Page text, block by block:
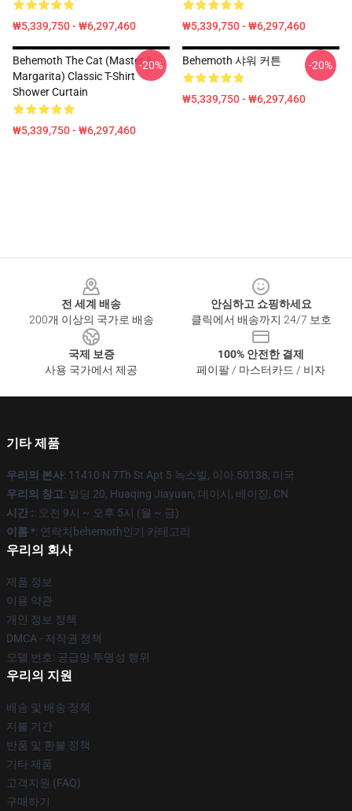
₩5,339,750 - ₩6,297,460 ₩5,339,750 - ₩6,297,460
Behemoth The Cat (Master &
Margarita) Classic T-Shirt
Shower Curtain
₩5,339,750 - ₩6,297,460
-20% Behemoth 샤워 커튼
₩5,339,750 - ₩6,297,460
-20%
전 세계 배송
200개 이상의 국가로 배송
안심하고 쇼핑하세요
클릭에서 배송까지 24/7 보호
국제 보증
사용 국가에서 제공
100% 안전한 결제
페이팔 / 마스터카드 / 비자
기타 제품
우리의 본사: 11410 N 7Th St Apt 5 녹스빌, 이아 50138, 미국
우리의 창고: 빌딩 20, Huaqing Jiayuan, 데이시, 베이징, CN
시간 :: 오전 9시 ~ 오후 5시 (월 ~ 금)
이름 *: 연락처behemoth인기 카테고리
우리의 회사
제품 정보
이용 약관
개인 정보 정책
DMCA - 저작권 정책
모델 번호: 공급망 투명성 행위
우리의 지원
배송 및 배송 정책
지불 기간
반품 및 환불 정책
기타 제품
고객지원 (FAQ)
구매하기